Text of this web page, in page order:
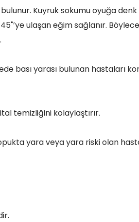
Kuyruk sokumu oyuğa
ulaşan eğim sağlanır.
bası yarası bulunan hastaları
temizliğini kolaylaştırır.
yara veya yara riski olan